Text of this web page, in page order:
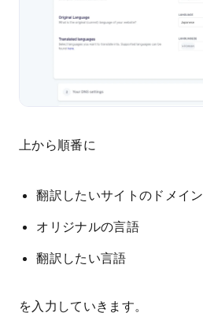
上から順番に
翻訳したいサイトのドメイン
オリジナルの言語
翻訳したい言語
を入力していきます。